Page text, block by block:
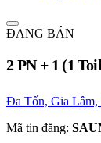
ĐANG BÁN
2 PN + 1 (1
Đa Tốn, Gia Lâm,
Mã tin đăng: